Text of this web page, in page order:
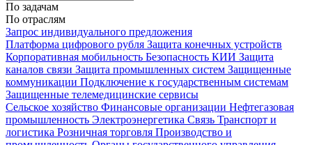
По задачам
По отраслям
Запрос индивидуального предложения
Платформа цифрового рубля Защита конечных устройств
Корпоративная мобильность Безопасность КИИ Защита
каналов связи Защита промышленных систем Защищенные
коммуникации Подключение к государственным системам
Защищенные телемедицинские сервисы
Сельское хозяйство Финансовые организации Нефтегазовая
промышленность Электроэнергетика Связь Транспорт и
логистика Розничная торговля Производство и